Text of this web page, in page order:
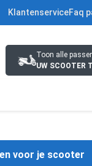
KlantenserviceFaq
Toon alle
UW SCOOTER
voor je scooter